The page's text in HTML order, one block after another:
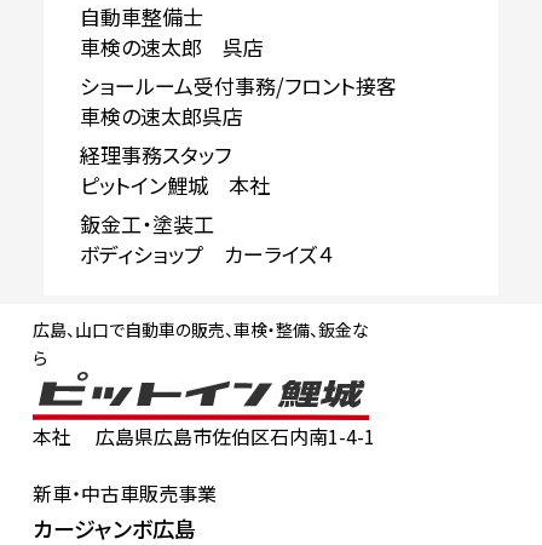
自動車整備士
車検の速太郎 呉店
ショールーム受付事務/フロント接客
車検の速太郎呉店
経理事務スタッフ
ピットイン鯉城 本社
鈑金工・塗装工
ボディショップ カーライズ４
広島、山口で自動車の販売、車検・整備、鈑金な
ら
本社
広島県広島市佐伯区石内南1-4-1
新車・中古車販売事業
カージャンボ広島